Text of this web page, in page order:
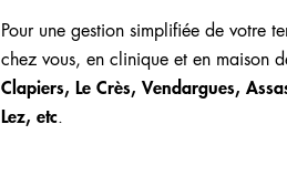
Pour une gestion simplifiée de votre
chez vous, en clinique et en maison
Clapiers, Le Crès, Vendargues,
Lez, etc.